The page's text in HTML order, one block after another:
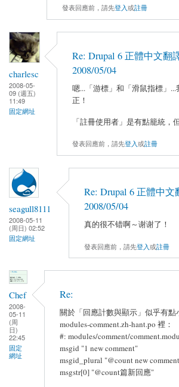
發表回應前，請先登入或註冊
charlesc
2008-05-
09 (週五)
11:49
固定網址
Re: Drupal 6 正體中文翻
2008/05/04
嗯...「游標」和「滑鼠指標」
正！
「註冊使用者」是有點籠統，
發表回應前，請先登入或註冊
seagull8111
2008-05-11
(周日) 02:52
固定網址
Re: Drupal 6 正體中文
2008/05/04
真的很不错啊～谢谢了！
發表回應前，請先登入或註冊
Chef
2008-
05-11
(周
日)
22:45
固定
網址
Re:
關於「回應計數與顯示」似乎有點
modules-comment.zh-hant.po 裡：
#: modules/comment/
msgid "1 new comment"
msgid_plural "@count new
msgstr[0] "@count篇新回應"